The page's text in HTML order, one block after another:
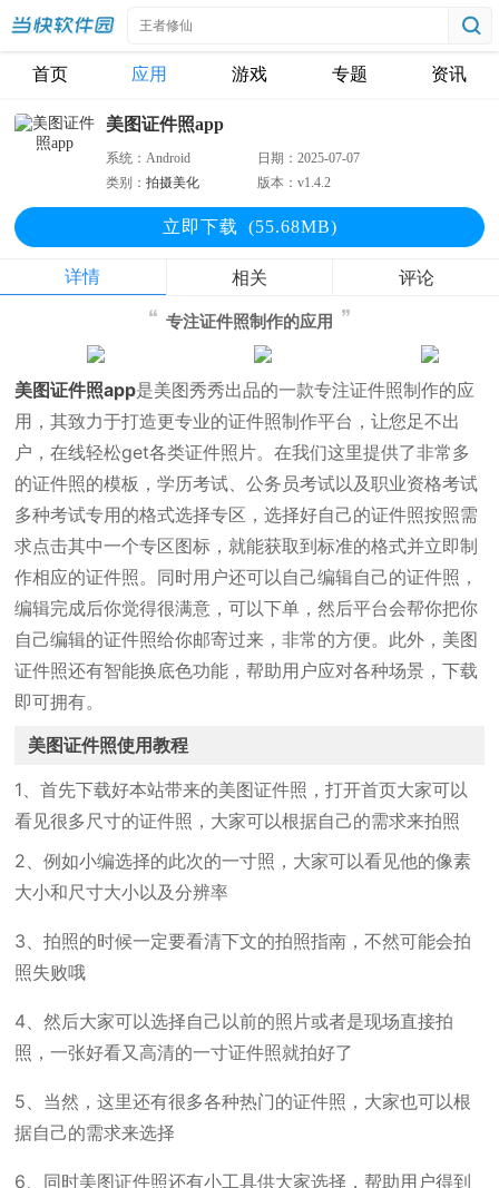
首页 应用 游戏 专题 资讯
美图证件照app
系统：Android 日期：2025-07-07
类别：拍摄美化 版本：v1.4.2
立即下载 (55.68MB)
详情 相关 评论
专注证件照制作的应用
美图证件照app是美图秀秀出品的一款专注证件照制作的应
用，其致力于打造更专业的证件照制作平台，让您足不出
户，在线轻松get各类证件照片。在我们这里提供了非常多
的证件照的模板，学历考试、公务员考试以及职业资格考试
多种考试专用的格式选择专区，选择好自己的证件照按照需
求点击其中一个专区图标，就能获取到标准的格式并立即制
作相应的证件照。同时用户还可以自己编辑自己的证件照，
编辑完成后你觉得很满意，可以下单，然后平台会帮你把你
自己编辑的证件照给你邮寄过来，非常的方便。此外，美图
证件照还有智能换底色功能，帮助用户应对各种场景，下载
即可拥有。
美图证件照使用教程
1、首先下载好本站带来的美图证件照，打开首页大家可以
看见很多尺寸的证件照，大家可以根据自己的需求来拍照
2、例如小编选择的此次的一寸照，大家可以看见他的像素
大小和尺寸大小以及分辨率
3、拍照的时候一定要看清下文的拍照指南，不然可能会拍
照失败哦
4、然后大家可以选择自己以前的照片或者是现场直接拍
照，一张好看又高清的一寸证件照就拍好了
5、当然，这里还有很多各种热门的证件照，大家也可以根
据自己的需求来选择
6、同时美图证件照还有小工具供大家选择，帮助用户得到